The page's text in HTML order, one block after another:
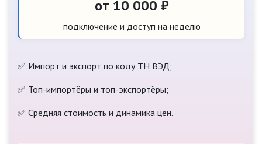
от 10 000 ₽
подключение и доступ на неделю
✅ Импорт и экспорт по коду ТН ВЭД;
✅ Топ-импортёры и топ-экспортёры;
✅ Средняя стоимость и динамика цен.